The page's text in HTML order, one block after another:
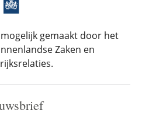
gemaakt door het
Zaken en